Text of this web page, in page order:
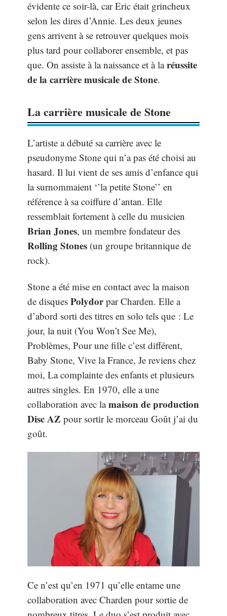
évidente ce soir-là, car Eric était grincheux
selon les dires d’Annie. Les deux jeunes
gens arrivent à se retrouver quelques mois
plus tard pour collaborer ensemble, et pas
que. On assiste à la naissance et à laréussite
de la carrière musicale de Stone.
La carrière musicale de Stone
L’artiste a débuté sa carrière avec le
pseudonyme Stone qui n’a pas été choisi au
hasard. Il lui vient de ses amis d’enfance qui
la surnommaient ‘’la petite Stone’’ en
référence à sa coiffure d’antan. Elle
ressemblait fortement à celle du musicien
Brian Jones, un membre fondateur des
Rolling Stones (un groupe britannique de
rock).
Stone a été mise en contact avec la maison
de disques Polydorpar Charden. Elle a
d’abord sorti des titres en solo tels que : Le
jour, la nuit (You Won’t See Me),
Problèmes, Pour une fille c’est différent,
Baby Stone, Vive la France, Je reviens chez
moi, La complainte des enfants et plusieurs
autres singles. En 1970, elle a une
collaboration avec lamaison de production
Disc AZ pour sortir le morceau Goût j’ai du
goût.
Ce n’est qu’en 1971 qu’elle entame une
collaboration avec Charden pour sortie de